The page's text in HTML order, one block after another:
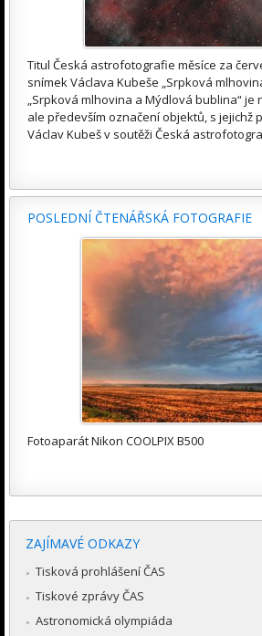
Titul Česká astrofotografie měsíce za
snímek Václava Kubeše „Srpková
„Srpková mlhovina a Mýdlová bublina“ je
ale především označení objektů, s jejichž
Václav Kubeš v soutěži Česká
POSLEDNÍ ČTENÁŘSKÁ FOTOGRAFIE
Fotoaparát Nikon COOLPIX B500
ZAJÍMAVÉ ODKAZY
Tisková prohlášení ČAS
Tiskové zprávy ČAS
Astronomická olympiáda